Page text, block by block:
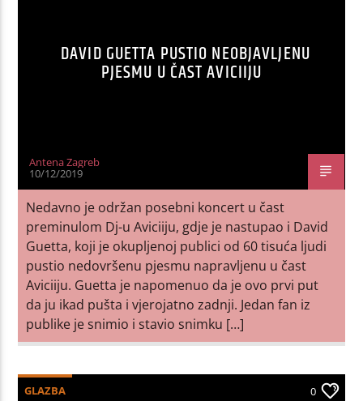
DAVID GUETTA PUSTIO NEOBJAVLJENU
PJESMU U ČAST AVICIIJU
Antena Zagreb
10/12/2019
Nedavno je održan posebni koncert u čast
preminulom Dj-u Aviciiju, gdje je nastupao i David
Guetta, koji je okupljenoj publici od 60 tisuća ljudi
pustio nedovršenu pjesmu napravljenu u čast
Aviciiju. Guetta je napomenuo da je ovo prvi put
da ju ikad pušta i vjerojatno zadnji. Jedan fan iz
publike je snimio i stavio snimku […]
GLAZBA 0